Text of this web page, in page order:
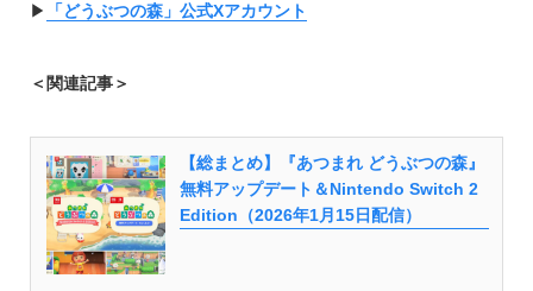
▶︎ 「どうぶつの森」公式Xアカウント
＜関連記事＞
【総まとめ】『あつまれ どうぶつの森』
無料アップデート＆Nintendo Switch 2
Edition（2026年1月15日配信）